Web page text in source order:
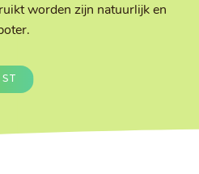
worden zijn natuurlijk en